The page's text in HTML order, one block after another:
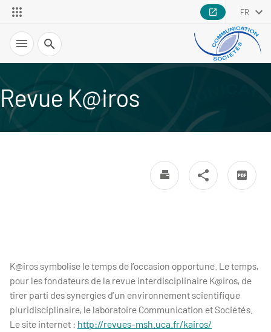
FR
Recherche
Revue K@iros
K@iros symbolise le temps de l’occasion opportune. Le temps,
pour les fondateurs de la revue interdisciplinaire K@iros, de
tirer parti des synergies d’un environnement scientifique
pluridisciplinaire, le laboratoire Communication et Sociétés.
Le site internet : http://revues-msh.uca.fr/kairos/